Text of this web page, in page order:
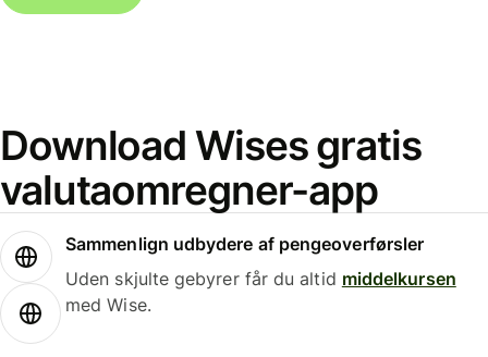
Download Wises gratis
valutaomregner-app
Sammenlign udbydere af pengeoverførsler
Uden skjulte gebyrer får du altid middelkursen
med Wise.